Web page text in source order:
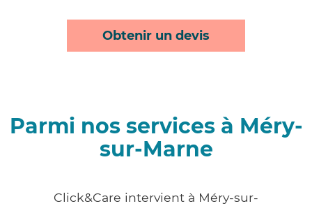
Obtenir un devis
Parmi nos services à Méry-
sur-Marne
Click&Care intervient à Méry-sur-